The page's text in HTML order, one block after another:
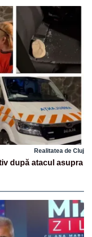
Realitatea de Cluj
după atacul asupra